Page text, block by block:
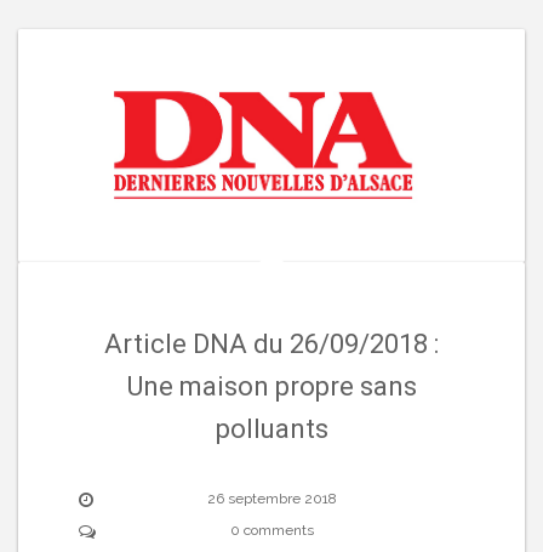
Article DNA du 26/09/2018 :
Une maison propre sans
polluants
26 septembre 2018
0 comments